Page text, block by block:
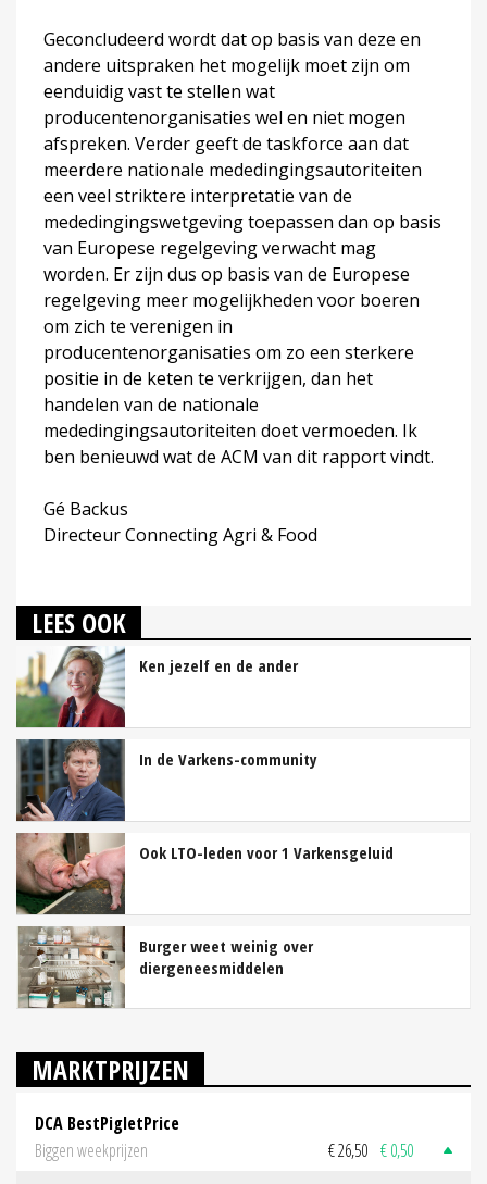
Geconcludeerd wordt dat op basis van deze en
andere uitspraken het mogelijk moet zijn om
eenduidig vast te stellen wat
producentenorganisaties wel en niet mogen
afspreken. Verder geeft de taskforce aan dat
meerdere nationale mededingingsautoriteiten
een veel striktere interpretatie van de
mededingingswetgeving toepassen dan op basis
van Europese regelgeving verwacht mag
worden. Er zijn dus op basis van de Europese
regelgeving meer mogelijkheden voor boeren
om zich te verenigen in
producentenorganisaties om zo een sterkere
positie in de keten te verkrijgen, dan het
handelen van de nationale
mededingingsautoriteiten doet vermoeden. Ik
ben benieuwd wat de ACM van dit rapport vindt.
Gé Backus
Directeur Connecting Agri & Food
LEES OOK
Ken jezelf en de ander
In de Varkens-community
Ook LTO-leden voor 1 Varkensgeluid
Burger weet weinig over
diergeneesmiddelen
MARKTPRIJZEN
DCA BestPigletPrice
Biggen weekprijzen
€ 26,50 € 0,50